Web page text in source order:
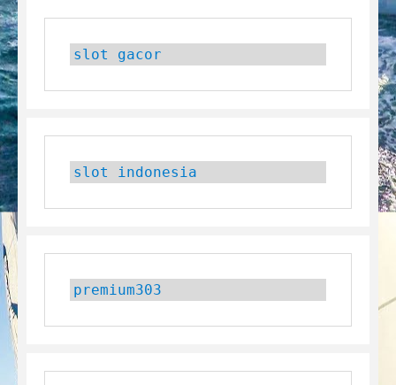
slot gacor
slot indonesia
premium303